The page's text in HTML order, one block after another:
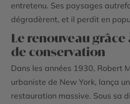
entretenu. Ses paysages
dégradèrent, et il perdit en
Le renouveau
de conservation
Dans les années 1930, Robert
urbaniste de New York, lança
restauration massive. Sous sa